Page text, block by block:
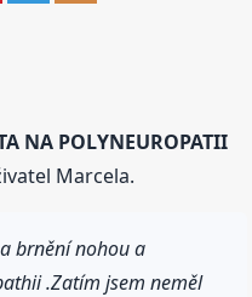
NA POLYNEUROPATII
Marcela.
brnění nohou a
.Zatím jsem neměl